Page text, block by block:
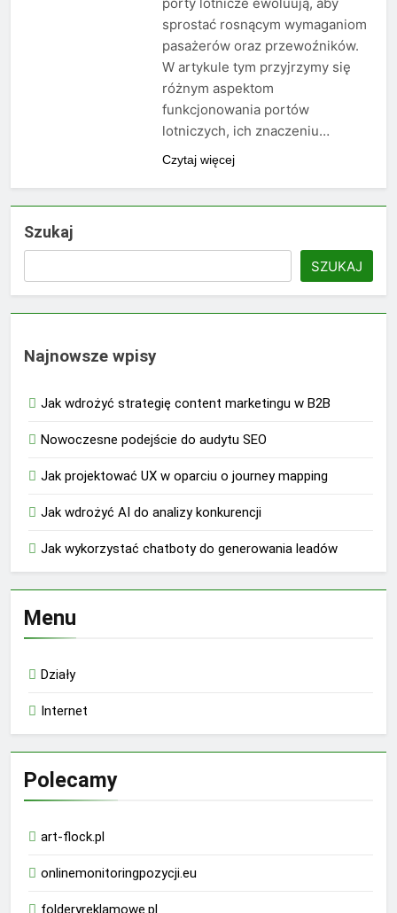
sprostać rosnącym wymaganiom
pasażerów oraz przewoźników.
W artykule tym przyjrzymy się
różnym aspektom
funkcjonowania portów
lotniczych, ich znaczeniu…
Czytaj więcej
Szukaj
SZUKAJ
Najnowsze wpisy
Jak wdrożyć strategię content marketingu w B2B
Nowoczesne podejście do audytu SEO
Jak projektować UX w oparciu o journey mapping
Jak wdrożyć AI do analizy konkurencji
Jak wykorzystać chatboty do generowania leadów
Menu
Działy
Internet
Polecamy
art-flock.pl
onlinemonitoringpozycji.eu
folderyreklamowe.pl